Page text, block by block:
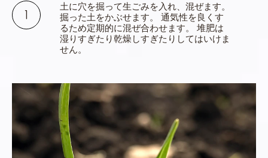
土に穴を掘って生ごみを入れ、混ぜます。
掘った土をかぶせます。 通気性を良くす
るため定期的に混ぜ合わせます。 堆肥は
湿りすぎたり乾燥しすぎたりしてはいけま
せん。